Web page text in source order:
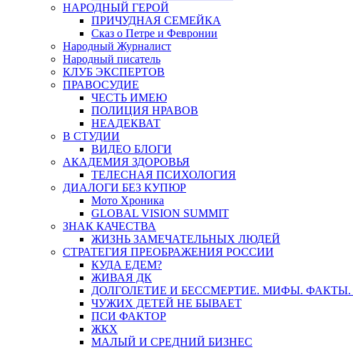
НАРОДНЫЙ ГЕРОЙ
ПРИЧУДНАЯ СЕМЕЙКА
Сказ о Петре и Февронии
Народный Журналист
Народный писатель
КЛУБ ЭКСПЕРТОВ
ПРАВОСУДИЕ
ЧЕСТЬ ИМЕЮ
ПОЛИЦИЯ НРАВОВ
НЕАДЕКВАТ
В СТУДИИ
ВИДЕО БЛОГИ
АКАДЕМИЯ ЗДОРОВЬЯ
ТЕЛЕСНАЯ ПСИХОЛОГИЯ
ДИАЛОГИ БЕЗ КУПЮР
Мото Хроника
GLOBAL VISION SUMMIT
ЗНАК КАЧЕСТВА
ЖИЗНЬ ЗАМЕЧАТЕЛЬНЫХ ЛЮДЕЙ
СТРАТЕГИЯ ПРЕОБРАЖЕНИЯ РОССИИ
КУДА ЕДЕМ?
ЖИВАЯ ДК
ДОЛГОЛЕТИЕ И БЕССМЕРТИЕ. МИФЫ.
ЧУЖИХ ДЕТЕЙ НЕ БЫВАЕТ
ПСИ ФАКТОР
ЖКХ
МАЛЫЙ И СРЕДНИЙ БИЗНЕС